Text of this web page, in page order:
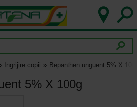
Ingrijire copii Bepanthen unguent 5% X
5% X 100g